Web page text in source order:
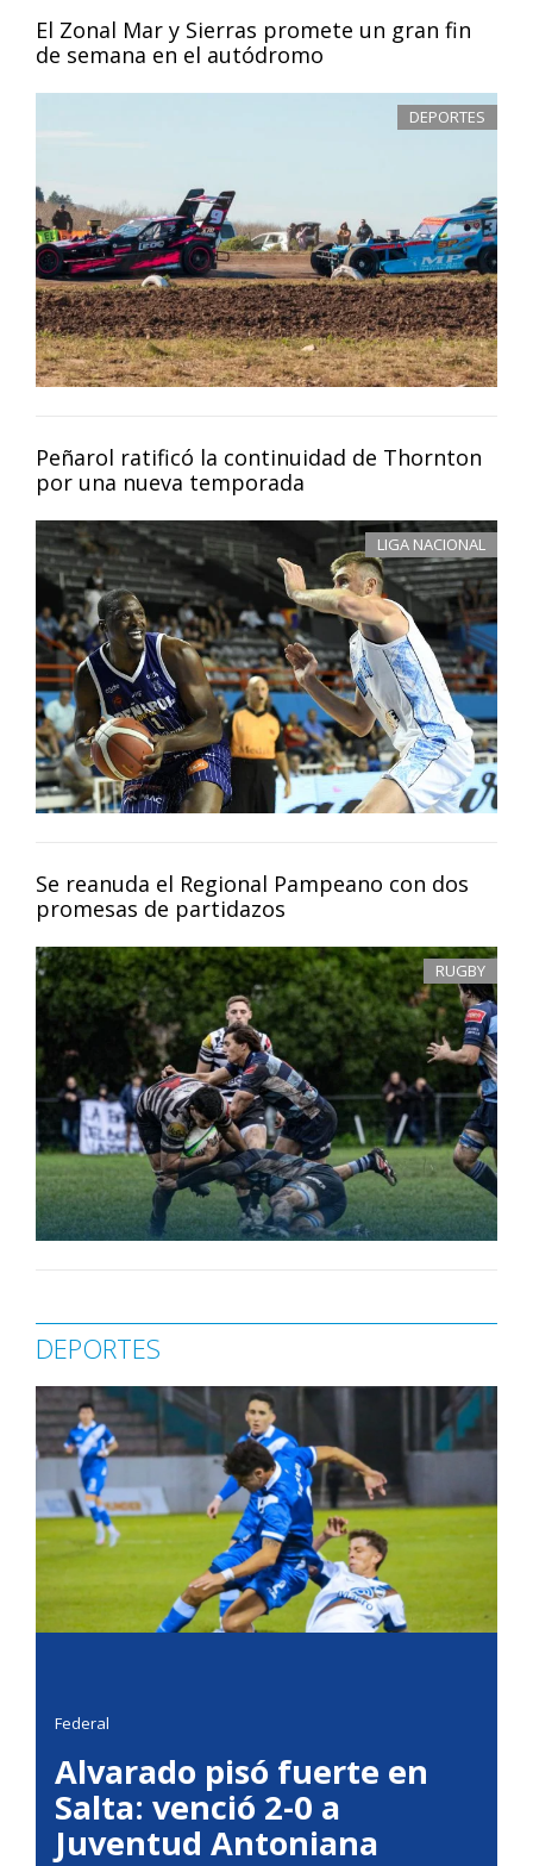
El Zonal Mar y Sierras promete un gran fin
de semana en el autódromo
DEPORTES
Peñarol ratificó la continuidad de Thornton
por una nueva temporada
LIGA NACIONAL
Se reanuda el Regional Pampeano con dos
promesas de partidazos
RUGBY
DEPORTES
Federal
Alvarado pisó fuerte en
Salta: venció 2-0 a
Juventud Antoniana